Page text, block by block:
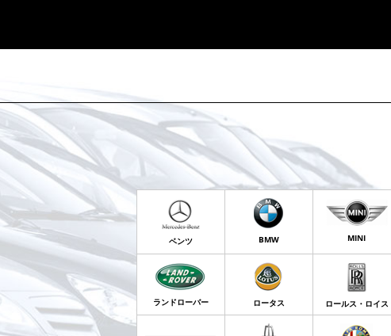
ベンツ BMW MINI
ランドローバー ロータス ロールス・ロイス